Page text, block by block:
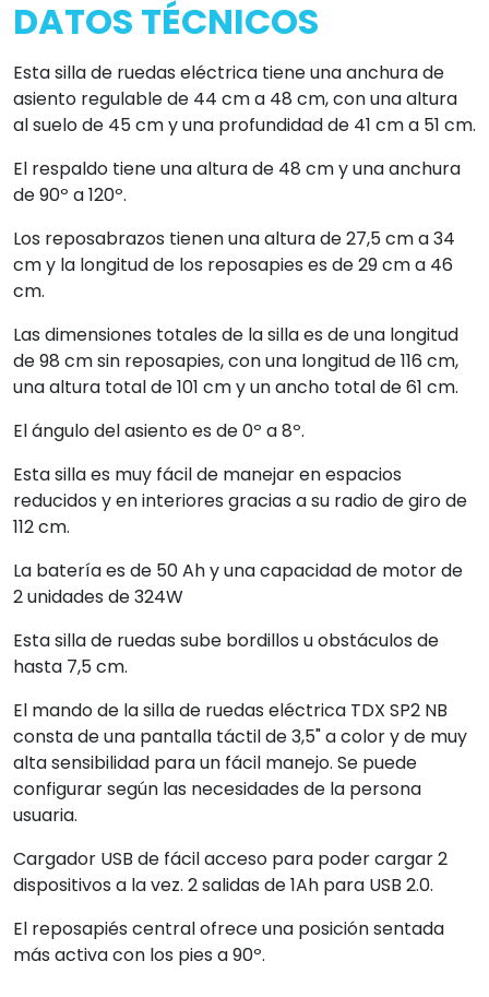
DATOS TÉCNICOS
Esta silla de ruedas eléctrica tiene una anchura de
asiento regulable de 44 cm a 48 cm, con una altura
al suelo de 45 cm y una profundidad de 41 cm a 51 cm.
El respaldo tiene una altura de 48 cm y una anchura
de 90º a 120º.
Los reposabrazos tienen una altura de 27,5 cm a 34
cm y la longitud de los reposapies es de 29 cm a 46
cm.
Las dimensiones totales de la silla es de una longitud
de 98 cm sin reposapies, con una longitud de 116 cm,
una altura total de 101 cm y un ancho total de 61 cm.
El ángulo del asiento es de 0º a 8º.
Esta silla es muy fácil de manejar en espacios
reducidos y en interiores gracias a su radio de giro de
112 cm.
La batería es de 50 Ah y una capacidad de motor de
2 unidades de 324W
Esta silla de ruedas sube bordillos u obstáculos de
hasta 7,5 cm.
El mando de la silla de ruedas eléctrica TDX SP2 NB
consta de una pantalla táctil de 3,5" a color y de muy
alta sensibilidad para un fácil manejo. Se puede
configurar según las necesidades de la persona
usuaria.
Cargador USB de fácil acceso para poder cargar 2
dispositivos a la vez. 2 salidas de 1Ah para USB 2.0.
El reposapiés central ofrece una posición sentada
más activa con los pies a 90º.